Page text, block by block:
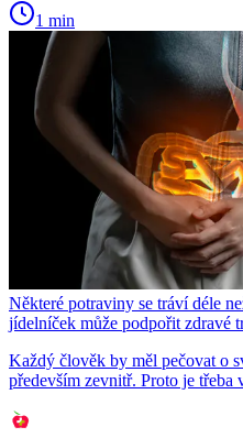
1 min
Některé potraviny se tráví déle
jídelníček může podpořit zdravé
Každý člověk by měl pečovat o
především zevnitř. Proto je třeba